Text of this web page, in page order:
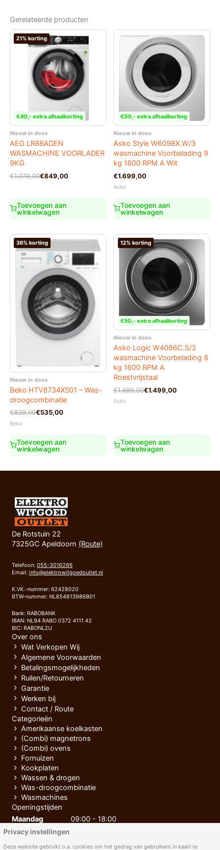
Gerelateerde producten
€40,- extra afhaalkorting
21% korting
Nieuw in doos
AEG LR8BADEN
WASMACHINE VOORLADER
9KG
€1.079,00
Oorspronkelijke
€849,00
Huidige
Toevoegen aan
winkelwagen
€50,- extra afhaalkorting
Nieuw in doos
Asko Style W6098X.W/3
wasmachine Voorbelading 9
kg 1800 RPM A Wit
€1.699,00
Asko
Toevoegen aan
winkelwagen
36% korting
Nieuw in doos
Beko HTV8734XS01 – Was-
droogcombinatie
€839,00
Oorspronkelijke
prijs
€535,00
Huidige
prijs
Beko
Toevoegen aan
winkelwagen
€50,- extra afhaalkorting
12% korting
Nieuw in doos
Asko Logic W4086C.S/3
wasmachine Voorbelading 8
kg 1600 RPM A
Roestvrijstaal
€1.699,00
Oorspronkelijke
prijs
€1.499,00
Huidige
prijs
Asko
Toevoegen aan
winkelwagen
De Rotstuin 22
7325GC Apeldoorn (Route)
Telefoon: 055-3016266
Email: info@elektrowitgoedoutlet.nl
K.VK.-nummer: 62428020
BTW-nummer: NL854813986B01
Bank: RABOBANK
IBAN: NL94 RABO 0372 4111 42
BIC: RABONL2U
Over ons
Wat Verkopen Wij
Algemene Voorwaarden
Betalingsmogelijkheden
Ruilen/Retourneren
Garantie
Werken bij
Contact / Route
Categorieën
Amerikaanse koelkasten
(Combi) magnetrons
(Combi) ovens
Fornuizen
Kookplaten
Wassen & drogen
Was-droogcombinatie
Wasmachines
Openingstijden
Maandag
09:00 - 18:00
Dinsdag
Woensdag
09:00 - 18:00
Privacy instellingen
Deze website gebruikt o.a. cookies om het gedrag van gebruikers in kaart te